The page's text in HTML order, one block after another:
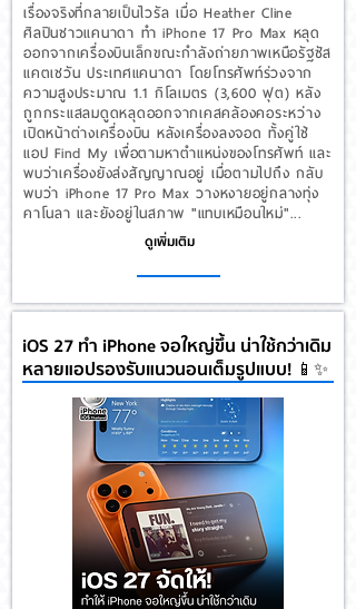
เรื่องจริงที่กลายเป็นไวรัล เมื่อ Heather Cline
ศิลปินชาวแคนาดา ทำ iPhone 17 Pro Max หลุด
ออกจากเครื่องบินเล็กขณะกำลังถ่ายภาพเหนือรัฐซัส
แคตเชวัน ประเทศแคนาดา โดยโทรศัพท์ร่วงจาก
ความสูงประมาณ 1.1 กิโลเมตร (3,600 ฟุต) หลัง
ถูกกระแสลมดูดหลุดออกจากเคสคล้องคอระหว่าง
เปิดหน้าต่างเครื่องบิน หลังเครื่องลงจอด ทั้งคู่ใช้
แอป Find My เพื่อตามหาตำแหน่งของโทรศัพท์ และ
พบว่าเครื่องยังส่งสัญญาณอยู่ เมื่อตามไปถึง กลับ
พบว่า iPhone 17 Pro Max วางหงายอยู่กลางทุ่ง
คาโนลา และยังอยู่ในสภาพ "แทบเหมือนใหม่"...
ดูเพิ่มเติม
iOS 27 ทำ iPhone จอใหญ่ขึ้น น่าใช้กว่าเดิม
หลายแอปรองรับแนวนอนเต็มรูปแบบ! 📱✨